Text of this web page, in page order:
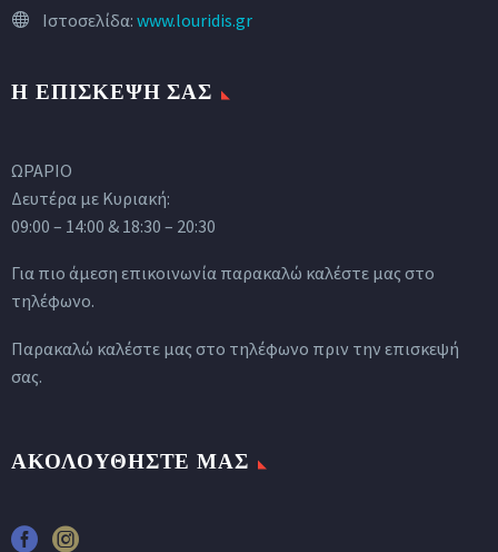
Ιστοσελίδα: www.louridis.gr
Η ΕΠΙΣΚΕΨΉ ΣΑΣ
ΩΡΑΡΙΟ
Δευτέρα με Κυριακή:
09:00 – 14:00 & 18:30 – 20:30
Για πιο άμεση επικοινωνία παρακαλώ καλέστε μας στο
τηλέφωνο.
Παρακαλώ καλέστε μας στο τηλέφωνο πριν την επισκεψή
σας.
ΑΚΟΛΟΥΘΗΣΤΕ ΜΑΣ